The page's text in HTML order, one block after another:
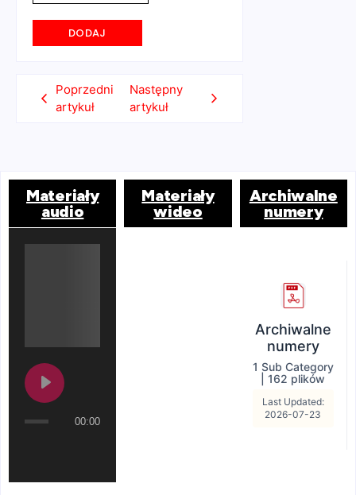
Poprzedni
artykuł
Następny
artykuł
Materiały
audio
00:00
Materiały
wideo
Archiwalne
numery
Archiwalne
numery
1 Sub Category
162 plików
Last Updated:
2026-07-23